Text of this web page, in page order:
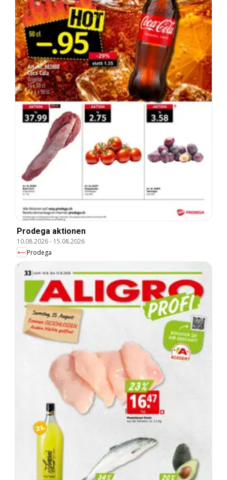
Prodega aktionen
10.08.2026- 15.08.2026
Prodega